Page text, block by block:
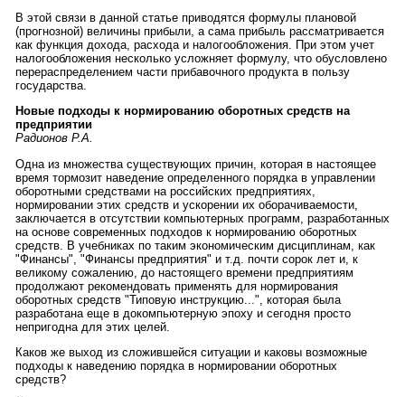
В этой связи в данной статье приводятся формулы плановой
(прогнозной) величины прибыли, а сама прибыль рассматривается
как функция дохода, расхода и налогообложения. При этом учет
налогообложения несколько усложняет формулу, что обусловлено
перераспределением части прибавочного продукта в пользу
государства.
Новые подходы к нормированию оборотных средств на
предприятии
Радионов Р.А.
Одна из множества существующих причин, которая в настоящее
время тормозит наведение определенного порядка в управлении
оборотными средствами на российских предприятиях,
нормировании этих средств и ускорении их оборачиваемости,
заключается в отсутствии компьютерных программ, разработанных
на основе современных подходов к нормированию оборотных
средств. В учебниках по таким экономическим дисциплинам, как
"Финансы", "Финансы предприятия" и т.д. почти сорок лет и, к
великому сожалению, до настоящего времени предприятиям
продолжают рекомендовать применять для нормирования
оборотных средств "Типовую инструкцию...", которая была
разработана еще в докомпьютерную эпоху и сегодня просто
непригодна для этих целей.
Каков же выход из сложившейся ситуации и каковы возможные
подходы к наведению порядка в нормировании оборотных
средств?